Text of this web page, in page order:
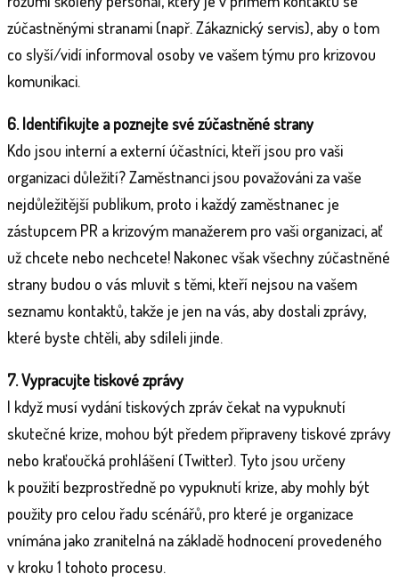
zúčastněnými stranami (např. Zákaznický servis), aby o tom
co slyší/vidí informoval osoby ve vašem týmu pro krizovou
komunikaci.
6. Identifikujte a poznejte své zúčastněné strany
Kdo jsou interní a externí účastníci, kteří jsou pro vaši
organizaci důležití? Zaměstnanci jsou považováni za vaše
nejdůležitější publikum, proto i každý zaměstnanec je
zástupcem PR a krizovým manažerem pro vaši organizaci, ať
už chcete nebo nechcete! Nakonec však všechny zúčastněné
strany budou o vás mluvit s těmi, kteří nejsou na vašem
seznamu kontaktů, takže je jen na vás, aby dostali zprávy,
které byste chtěli, aby sdíleli jinde.
7. Vypracujte tiskové zprávy
I když musí vydání tiskových zpráv čekat na vypuknutí
skutečné krize, mohou být předem připraveny tiskové zprávy
nebo kraťoučká prohlášení (Twitter). Tyto jsou určeny
k použití bezprostředně po vypuknutí krize, aby mohly být
použity pro celou řadu scénářů, pro které je organizace
vnímána jako zranitelná na základě hodnocení provedeného
v kroku 1 tohoto procesu.